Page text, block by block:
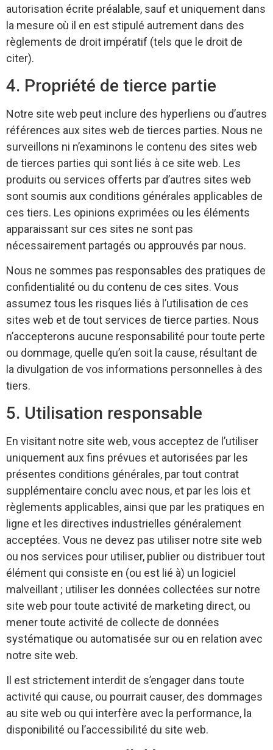
autorisation écrite préalable, sauf et uniquement dans
la mesure où il en est stipulé autrement dans des
règlements de droit impératif (tels que le droit de
citer).
4. Propriété de tierce partie
Notre site web peut inclure des hyperliens ou d’autres
références aux sites web de tierces parties. Nous ne
surveillons ni n’examinons le contenu des sites web
de tierces parties qui sont liés à ce site web. Les
produits ou services offerts par d’autres sites web
sont soumis aux conditions générales applicables de
ces tiers. Les opinions exprimées ou les éléments
apparaissant sur ces sites ne sont pas
nécessairement partagés ou approuvés par nous.
Nous ne sommes pas responsables des pratiques de
confidentialité ou du contenu de ces sites. Vous
assumez tous les risques liés à l’utilisation de ces
sites web et de tout services de tierce parties. Nous
n’accepterons aucune responsabilité pour toute perte
ou dommage, quelle qu’en soit la cause, résultant de
la divulgation de vos informations personnelles à des
tiers.
5. Utilisation responsable
En visitant notre site web, vous acceptez de l’utiliser
uniquement aux fins prévues et autorisées par les
présentes conditions générales, par tout contrat
supplémentaire conclu avec nous, et par les lois et
règlements applicables, ainsi que par les pratiques en
ligne et les directives industrielles généralement
acceptées. Vous ne devez pas utiliser notre site web
ou nos services pour utiliser, publier ou distribuer tout
élément qui consiste en (ou est lié à) un logiciel
malveillant ; utiliser les données collectées sur notre
site web pour toute activité de marketing direct, ou
mener toute activité de collecte de données
systématique ou automatisée sur ou en relation avec
notre site web.
Il est strictement interdit de s’engager dans toute
activité qui cause, ou pourrait causer, des dommages
au site web ou qui interfère avec la performance, la
disponibilité ou l’accessibilité du site web.